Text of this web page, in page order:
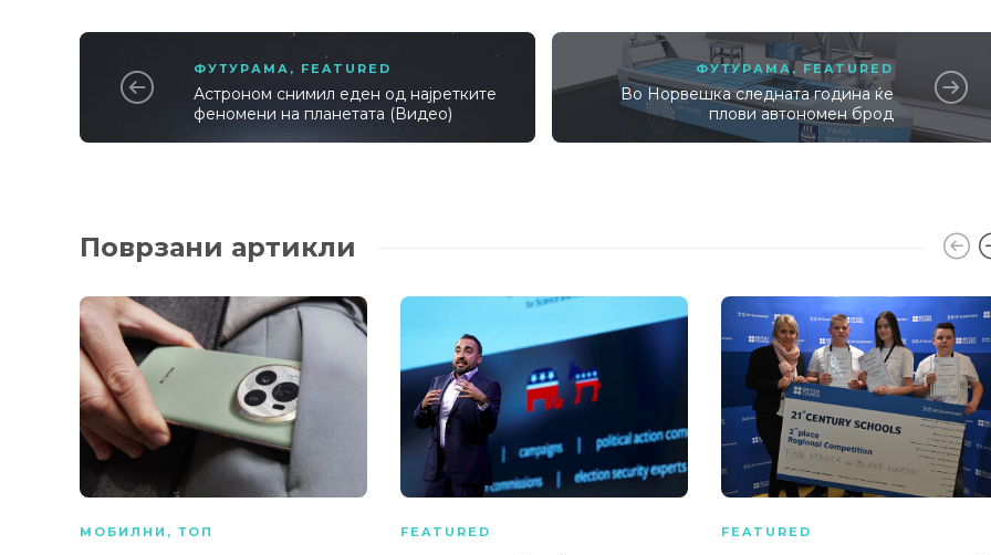
ФУТУРАМА , FEATURED
Астроном снимил еден од најретките
феномени на планетата (Видео)
ФУТУРАМА , FEATURED
Во Норвешка следната година ќе
плови автономен брод
Поврзани артикли
МОБИЛНИ , ТОП FEATURED FEATURED